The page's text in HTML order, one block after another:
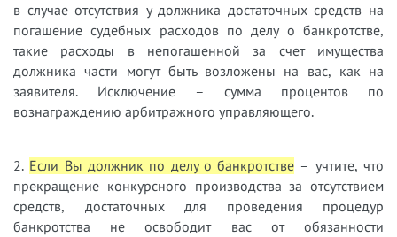
в случае отсутствия у должника достаточных средств на
погашение судебных расходов по делу о банкротстве,
такие расходы в непогашенной за счет имущества
должника части могут быть возложены на вас, как на
заявителя. Исключение – сумма процентов по
вознаграждению арбитражного управляющего.
2. Если Вы должник по делу о банкротстве – учтите, что
прекращение конкурсного производства за отсутствием
средств, достаточных для проведения процедур
банкротства не освободит вас от обязанности